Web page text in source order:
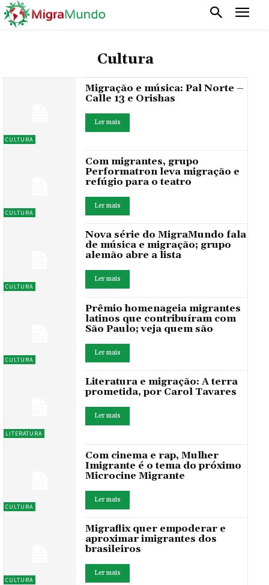
Cultura
CULTURA
Migração e música: Pal Norte –
Calle 13 e Orishas
Ler mais
CULTURA
Com migrantes, grupo
Performatron leva migração e
refúgio para o teatro
Ler mais
CULTURA
Nova série do MigraMundo fala
de música e migração; grupo
alemão abre a lista
Ler mais
CULTURA
Prêmio homenageia migrantes
latinos que contribuíram com
São Paulo; veja quem são
Ler mais
LITERATURA
Literatura e migração: A terra
prometida, por Carol Tavares
Ler mais
CULTURA
Com cinema e rap, Mulher
Imigrante é o tema do próximo
Microcine Migrante
Ler mais
CULTURA
Migraflix quer empoderar e
aproximar imigrantes dos
brasileiros
Ler mais